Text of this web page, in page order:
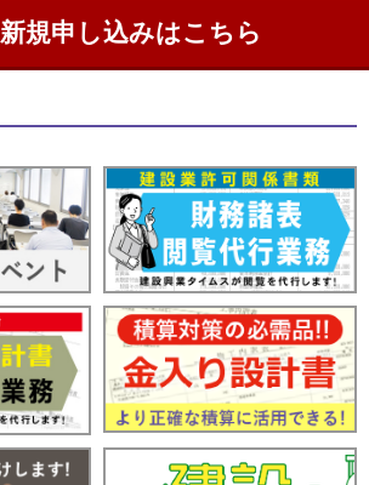
新規申し込みはこちら